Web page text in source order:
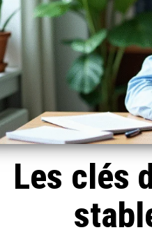
Les clés